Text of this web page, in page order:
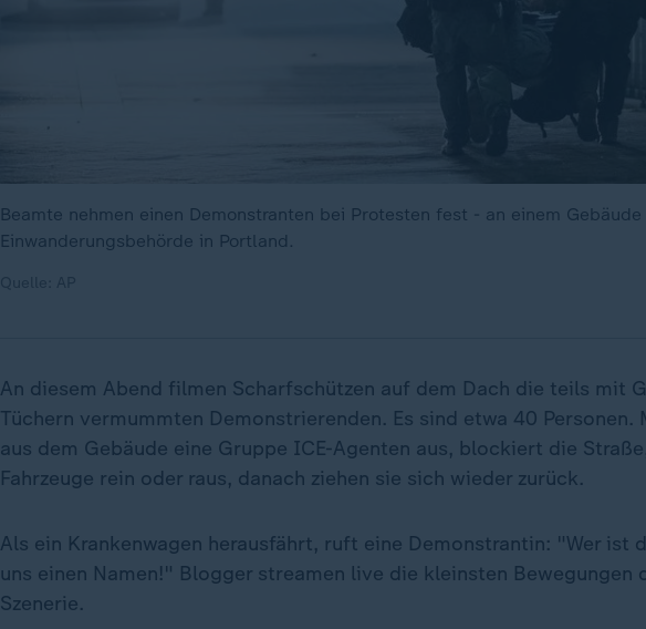
Beamte nehmen einen Demonstranten bei Protesten fest - an einem
Einwanderungsbehörde in Portland.
An diesem Abend filmen Scharfschützen auf dem Dach die teils mit
Tüchern vermummten Demonstrierenden. Es sind etwa 40 Personen.
aus dem Gebäude eine Gruppe ICE-Agenten aus, blockiert die
Fahrzeuge rein oder raus, danach ziehen sie sich wieder zurück.
Als ein Krankenwagen herausfährt, ruft eine Demonstrantin: "Wer ist
uns einen Namen!" Blogger streamen live die kleinsten Bewegungen
Szenerie.